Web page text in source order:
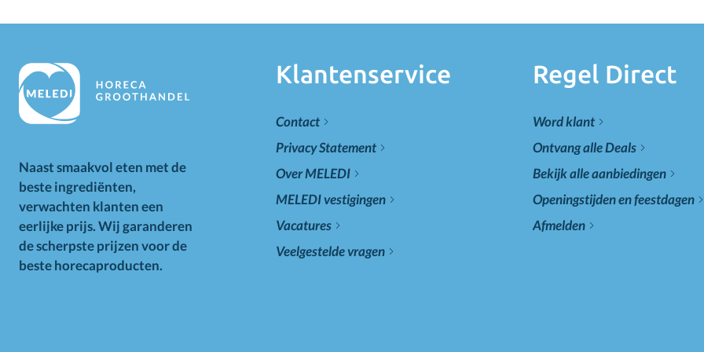
Naast smaakvol eten met de
beste ingrediënten,
verwachten klanten een
eerlijke prijs. Wij garanderen
de scherpste prijzen voor de
beste horecaproducten.
Klantenservice
Contact
Privacy Statement
Over MELEDI
MELEDI vestigingen
Vacatures
Veelgestelde vragen
Regel Direct
Word klant
Ontvang alle Deals
Bekijk alle aanbiedingen
Openingstijden en feestdagen
Afmelden